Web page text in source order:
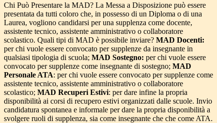
Chi Può Presentare la MAD? La Messa a Disposizione può essere
presentata da tutti coloro che, in possesso di un Diploma o di una
Laurea, vogliono candidarsi per una supplenza come docente,
assistente tecnico, assistente amministrativo o collaboratore
scolastico. Quali tipi di MAD è possibile inviare? MAD Docenti:
per chi vuole essere convocato per supplenze da insegnante in
qualsiasi tipologia di scuola; MAD Sostegno: per chi vuole essere
convocato per supplenze come insegnante di sostegno; MAD
Personale ATA: per chi vuole essere convocato per supplenze come
assistente tecnico, assistente amministrativo o collaboratore
scolastico; MAD Recuperi Estivi: per dare infine la propria
disponibilità ai corsi di recupero estivi organizzati dalle scuole. Invio
candidatura spontanea e informale per dare la propria disponibilità a
svolgere ruoli di supplenza, sia come insegnante che che come ATA.